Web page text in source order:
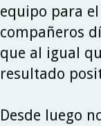
equipo para
compañeros
que al igual
resultado
Desde luego